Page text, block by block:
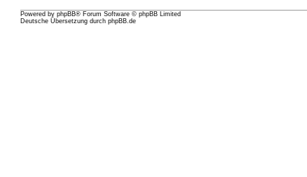
Powered byphpBB® Forum Software © phpBB Limited
Deutsche Übersetzung durchphpBB.de